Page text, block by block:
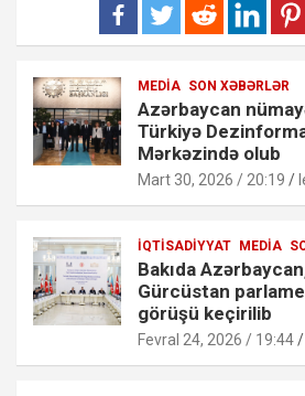
MEDIA SON XƏBƏRLƏR
Azərbaycan
Türkiyə
Mərkəzində olub
Mart 30, 2026 / 20:19
İQTISADIYYAT MEDIA
Bakıda
Gürcüstan
görüşü keçirilib
Fevral 24, 2026 / 19:44